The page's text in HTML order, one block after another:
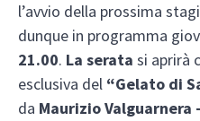
l’avvio della prossima
dunque in programma
21.00. La serata si aprirà
esclusiva del “Gelato di
da Maurizio